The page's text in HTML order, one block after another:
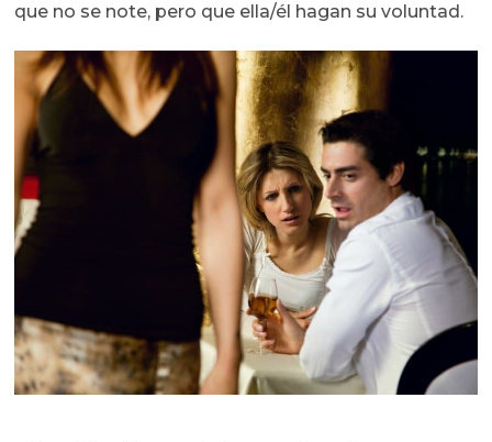
que no se note, pero que ella/él hagan su voluntad.